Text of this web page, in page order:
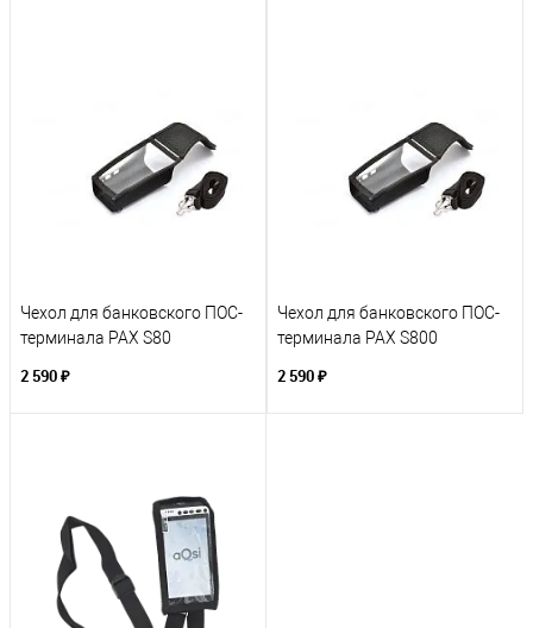
Чехол для банковского ПОС-
терминала PAX S80
2 590 ₽
Чехол для банковского ПОС-
терминала PAX S800
2 590 ₽